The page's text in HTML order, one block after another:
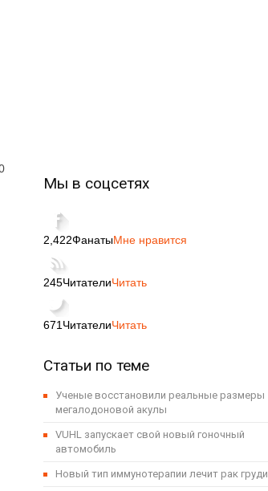
Мы в соцсетях
2,422ФанатыМне нравится
245ЧитателиЧитать
671 ЧитателиЧитать
Статьи по теме
Ученые восстановили реальные размеры
мегалодоновой акулы
VUHL запускает свой новый гоночный
автомобиль
Новый тип иммунотерапии лечит рак груди